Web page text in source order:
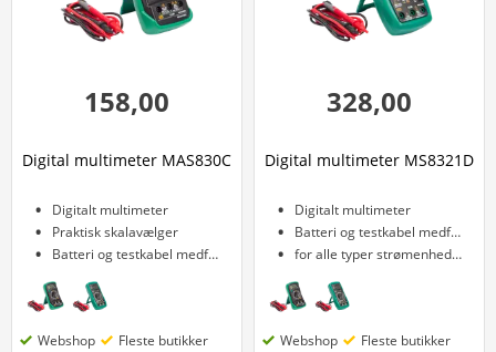
158,00
Digital multimeter MAS830C
Digitalt multimeter
Praktisk skalavælger
Batteri og testkabel medfølger
Webshop Fleste butikker
328,00
Digital multimeter MS8321D
Digitalt multimeter
Batteri og testkabel medfølger
for alle typer strømenheder
Webshop Fleste butikker